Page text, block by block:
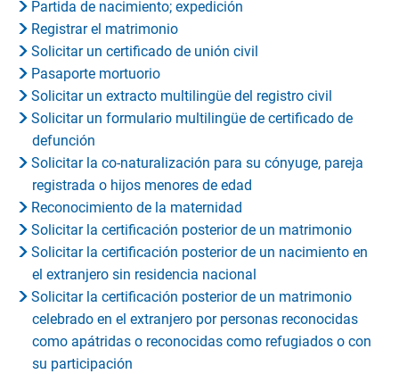
Partida de nacimiento; expedición
Registrar el matrimonio
Solicitar un certificado de unión civil
Pasaporte mortuorio
Solicitar un extracto multilingüe del registro civil
Solicitar un formulario multilingüe de certificado de
defunción
Solicitar la co-naturalización para su cónyuge, pareja
registrada o hijos menores de edad
Reconocimiento de la maternidad
Solicitar la certificación posterior de un matrimonio
Solicitar la certificación posterior de un nacimiento en
el extranjero sin residencia nacional
Solicitar la certificación posterior de un matrimonio
celebrado en el extranjero por personas reconocidas
como apátridas o reconocidas como refugiados o con
su participación